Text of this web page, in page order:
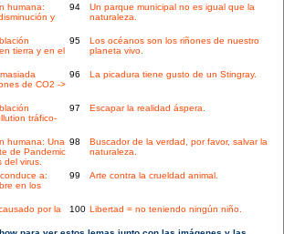
humana:
y
94
Un parque municipal no es igual que la
naturaleza.
tierra y en el
95
Los océanos son los riñones de nuestro
planeta vivo.
de CO2 ->
96 La picadura tiene gusto de un Stingray.
tráfico-
97 Escapar la realidad áspera.
humana: Una
de Pandemic
del virus.
98
Buscador de la verdad, por favor, salvar la
naturaleza.
a:
en los
99 Arte contra la crueldad animal.
por la
100 Libertad = no teniendo ningún niño.